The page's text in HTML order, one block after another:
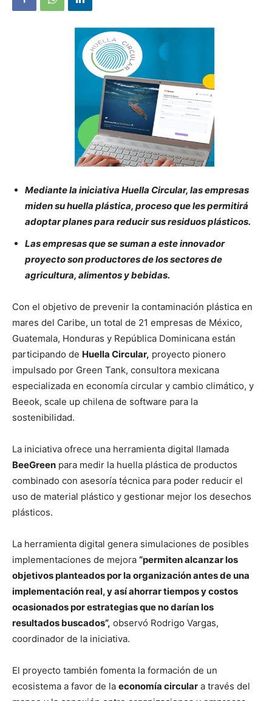
Mediante la iniciativa Huella Circular, las empresas
miden su huella plástica, proceso que les permitirá
adoptar planes para reducir sus residuos plásticos.
Las empresas que se suman a este innovador
proyecto son productores de los sectores de
agricultura, alimentos y bebidas.
Con el objetivo de prevenir la contaminación plástica en
mares del Caribe, un total de 21 empresas de México,
Guatemala, Honduras y República Dominicana están
participando de Huella Circular, proyecto pionero
impulsado por Green Tank, consultora mexicana
especializada en economía circular y cambio climático, y
Beeok, scale up chilena de software para la
sostenibilidad.
La iniciativa ofrece una herramienta digital llamada
BeeGreen para medir la huella plástica de productos
combinado con asesoría técnica para poder reducir el
uso de material plástico y gestionar mejor los desechos
plásticos.
La herramienta digital genera simulaciones de posibles
implementaciones de mejora “permiten alcanzar los
objetivos planteados por la organización antes de una
implementación real, y así ahorrar tiempos y costos
ocasionados por estrategias que no darían los
resultados buscados”, observó Rodrigo Vargas,
coordinador de la iniciativa.
El proyecto también fomenta la formación de un
ecosistema a favor de la economía circular a través del